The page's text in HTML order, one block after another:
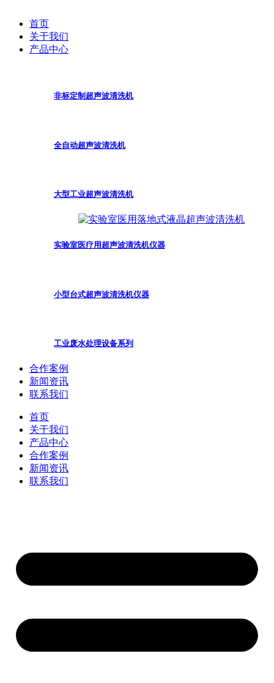
首页
关于我们
产品中心
非标定制超声波清洗机
全自动超声波清洗机
大型工业超声波清洗机
实验室医疗用超声波清洗机仪器
小型台式超声波清洗机仪器
工业废水处理设备系列
合作案例
新闻资讯
联系我们
首页
关于我们
产品中心
合作案例
新闻资讯
联系我们